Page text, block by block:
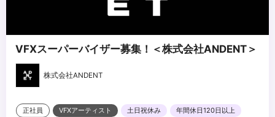
VFXスーパーバイザー募集！＜株式会社ANDENT＞
株式会社ANDENT
正社員 VFXアーティスト 土日祝休み
年間休日120日以上